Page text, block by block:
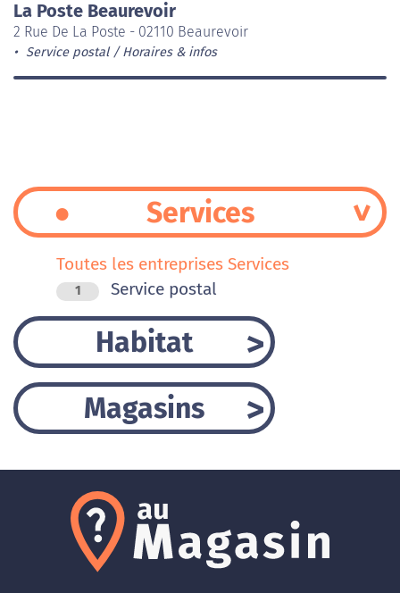
La Poste Beaurevoir
2 Rue De La Poste - 02110 Beaurevoir
Service postal Horaires & infos
Services
Toutes les entreprises Services
1 Service postal
Habitat
Magasins